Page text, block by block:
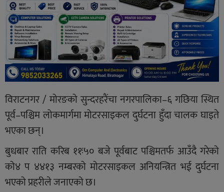
विराटनगर / मोरङको सुन्दरहरैंचा नगरपालिका–६ गछिया स्थित
पूर्व–पश्चिम लोकमार्गमा मोटरसाइकल दुर्घटना हुँदा चालक घाइते
भएका छन्।
बुधबार राति करिब ११ः५० बजे पूर्वबाट पश्चिमतर्फ आउँदै गरेको
को४ प ४४१३ नम्बरको मोटरसाइकल अनियन्त्रित भई दुर्घटना
भएको प्रहरीले जनाएको छ।